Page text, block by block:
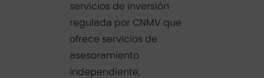
servicios de inversión
regulada por CNMV que
ofrece servicios de
asesoramiento
independiente,